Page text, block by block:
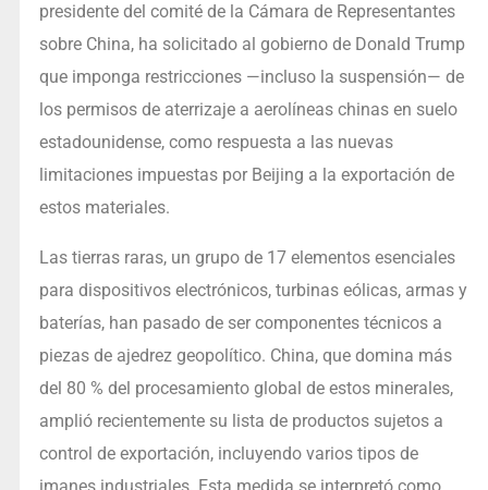
presidente del comité de la Cámara de Representantes
sobre China, ha solicitado al gobierno de Donald Trump
que imponga restricciones —incluso la suspensión— de
los permisos de aterrizaje a aerolíneas chinas en suelo
estadounidense, como respuesta a las nuevas
limitaciones impuestas por Beijing a la exportación de
estos materiales.
Las tierras raras, un grupo de 17 elementos esenciales
para dispositivos electrónicos, turbinas eólicas, armas y
baterías, han pasado de ser componentes técnicos a
piezas de ajedrez geopolítico. China, que domina más
del 80 % del procesamiento global de estos minerales,
amplió recientemente su lista de productos sujetos a
control de exportación, incluyendo varios tipos de